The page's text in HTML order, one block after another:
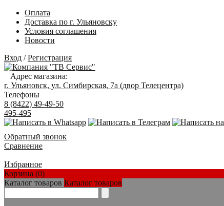
Оплата
Доставка по г. Ульяновску
Условия соглашения
Новости
Вход /Регистрация
Адрес магазина:
г. Ульяновск, ул. Симбирская, 7а (двор Телецентра)
Телефоны
8 (8422) 49-49-50
495-495
Обратный звонок
Сравнение
Избранное
Корзина (0)
Каталог товаров Каталог товаров